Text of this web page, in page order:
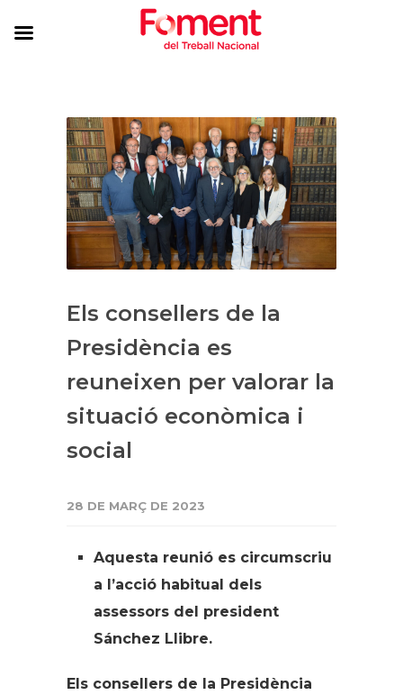
Els consellers de la
Presidència es
reuneixen per valorar la
situació econòmica i
social
28 DE MARÇ DE 2023
Aquesta reunió es circumscriu
a l’acció habitual dels
assessors del president
Sánchez Llibre.
Els consellers de la Presidència